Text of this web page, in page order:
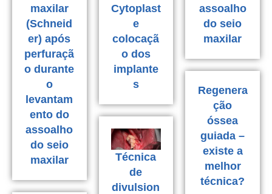
maxilar
(Schneid
er) após
perfuraçã
o durante
o
levantam
ento do
assoalho
do seio
maxilar
Cytoplast
e
colocaçã
o dos
implante
s
assoalho
do seio
maxilar
Regenera
ção
óssea
guiada –
existe a
melhor
técnica?
Técnica
de
divulsion